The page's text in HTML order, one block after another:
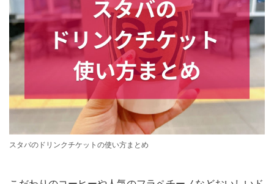
スタバのドリンクチケットの使い方まとめ